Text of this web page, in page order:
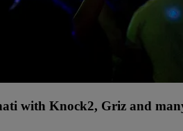
with Knock2, Griz and